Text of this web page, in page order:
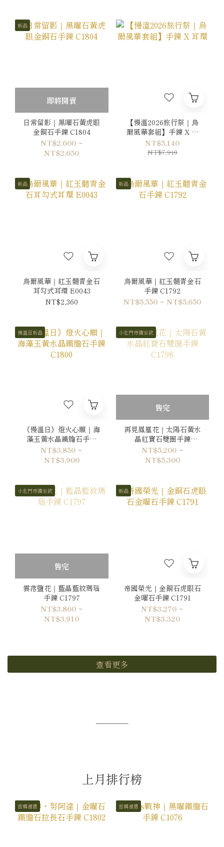
新品
即將開賣
日常留影｜黑曜石黃虎眼
金銅石手鍊 C1804
NT$2,600 ~
NT$2,650
【慢溫2026旅行祭｜烏
爾風華套組】手鍊 X 耳
環
NT$5,140
NT$7,910
新品
烏爾風華｜紅玉髓青金石
耳勾式耳環 E0043
NT$2,360
新品
烏爾風華｜紅玉髓青金石
手鍊 C1792
NT$5,550 ~ NT$5,650
慢溫日新品
《慢溫日》燈火心願｜海
藻玉黃水晶鐵膽石手鍊
C1800
NT$3,850 ~
NT$3,900
小北門市獨家款
售完
再見鳳凰花｜太陽石黃水
晶紅寶石雙圈手鍊
C1798
NT$5,200 ~
NT$5,300
小北門市獨家款
售完
雲落鹽花｜藍晶藍紋瑪瑙
手鍊 C1797
NT$3,860 ~
NT$3,910
新品
帝國榮光｜金銅石虎眼石
金曜石手鍊 C1791
NT$3,270 ~
NT$3,320
查看更多
─────
上月排行榜
首購優惠 首購優惠